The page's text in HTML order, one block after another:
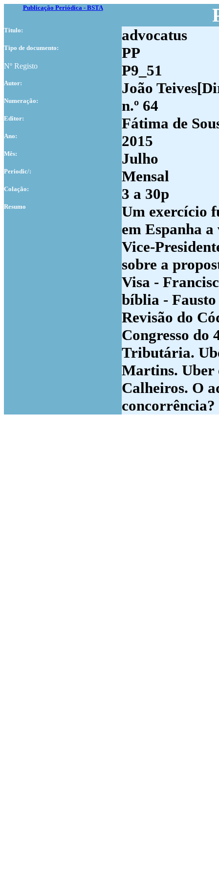
Publicação Periódica - BSTA
Titulo: advocatus
Tipo de documento: PP
Nº Registo P9_51
Autor: João
Numeração: n.º 64
Editor: Fátima de
Ano: 2015
Mês: Julho
Periodic/: Mensal
Colação: 3 a 30p
Resumo
Um exercício
em Espanha
Vice-
sobre a
Visa -
bíblia - Fausto
Revisão do
Congresso do
Tributária.
Martins. Uber
Calheiros. O